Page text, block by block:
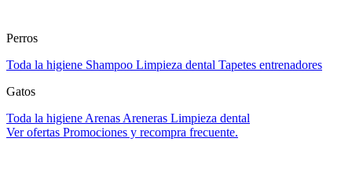
Perros
Toda la higiene Shampoo Limpieza dental Tapetes entrenadores
Gatos
Toda la higiene Arenas Areneras Limpieza dental
Ver ofertas Promociones y recompra frecuente.